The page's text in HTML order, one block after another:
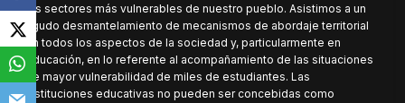
los sectores más vulnerables de nuestro pueblo. Asistimos a un
agudo desmantelamiento de mecanismos de abordaje territorial
en todos los aspectos de la sociedad y, particularmente en
educación, en lo referente al acompañamiento de las situaciones
de mayor vulnerabilidad de miles de estudiantes. Las
instituciones educativas no pueden ser concebidas como